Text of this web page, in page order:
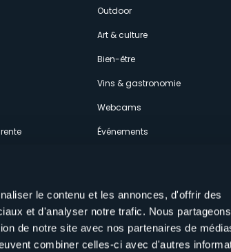
le contenu et les annonces, d'offrir des
et d'analyser notre trafic. Nous partageons
de notre site avec nos partenaires de
combiner celles-ci avec d'autres
Outdoor
Art & culture
Bien-être
Vins & gastronomie
Webcams
Événements
Suivez-nous sur nos réseaux